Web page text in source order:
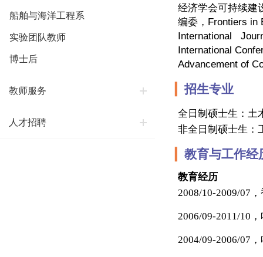
船舶与海洋工程系
实验团队教师
博士后
教师服务
人才招聘
经济学会可持续建
编委， Frontiers in
International
International
Advancement of
▎招生专业
全日制硕士生：土
非全日制硕士生：
教育与工作经
教育经历
2008/10-2009/07
2006/09-2011/10
2004/09-2006/07